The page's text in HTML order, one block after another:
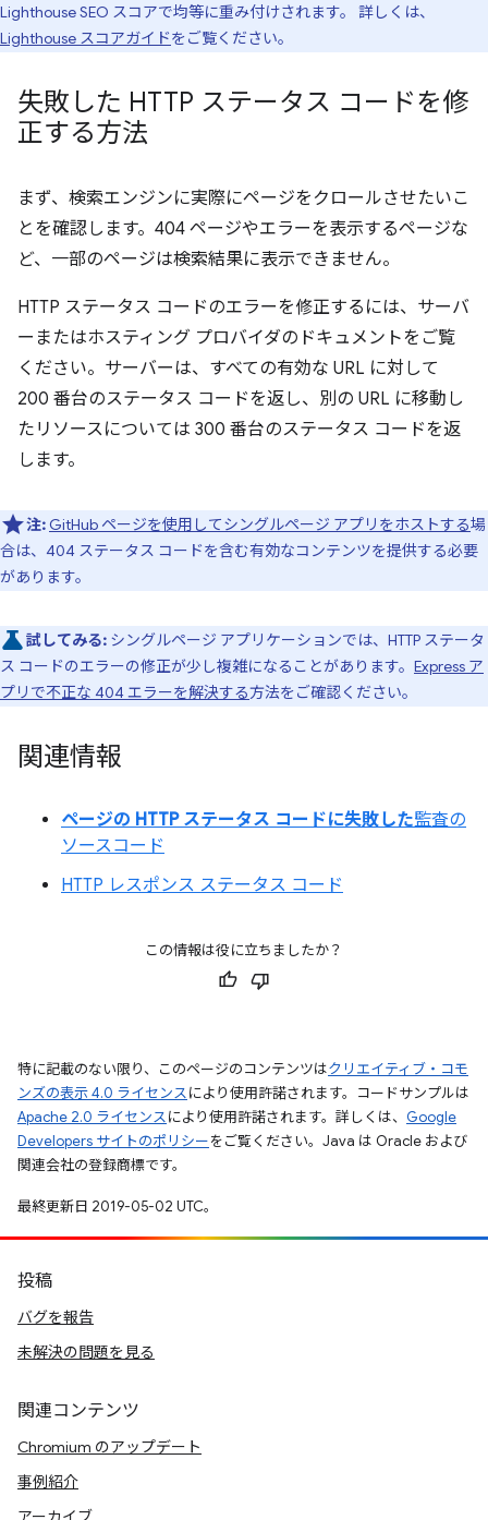
Lighthouse SEO スコアで均等に重み付けされます。 詳しくは、
Lighthouse スコアガイドをご覧ください。
失敗した HTTP ステータス コードを修
正する方法
まず、検索エンジンに実際にページをクロールさせたいこ
とを確認します。404 ページやエラーを表示するページな
ど、一部のページは検索結果に表示できません。
HTTP ステータス コードのエラーを修正するには、サーバ
ーまたはホスティング プロバイダのドキュメントをご覧
ください。サーバーは、すべての有効な URL に対して
200 番台のステータス コードを返し、別の URL に移動し
たリソースについては 300 番台のステータス コードを返
します。
注: GitHub ページを使用してシングルページ アプリをホストする場
合は、404 ステータス コードを含む有効なコンテンツを提供する必要
があります。
試してみる: シングルページ アプリケーションでは、HTTP ステータ
ス コードのエラーの修正が少し複雑になることがあります。 Express ア
プリで不正な 404 エラーを解決する方法をご確認ください。
関連情報
ページの HTTP ステータス コードに失敗した監査の
ソースコード
HTTP レスポンス ステータス コード
この情報は役に立ちましたか？
特に記載のない限り、このページのコンテンツはクリエイティブ・コモ
ンズの表示 4.0 ライセンスにより使用許諾されます。コードサンプルは
Apache 2.0 ライセンスにより使用許諾されます。詳しくは、 Google
Developers サイトのポリシーをご覧ください。Java は Oracle および
関連会社の登録商標です。
最終更新日 2019-05-02 UTC。
投稿
バグを報告
未解決の問題を見る
関連コンテンツ
Chromium のアップデート
事例紹介